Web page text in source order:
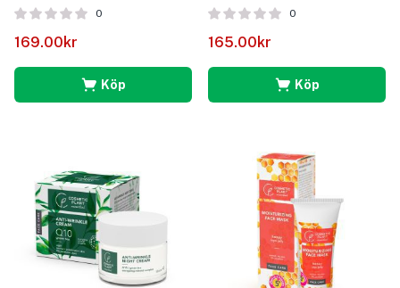
0
169.00 kr
Köp
0
165.00 kr
Köp